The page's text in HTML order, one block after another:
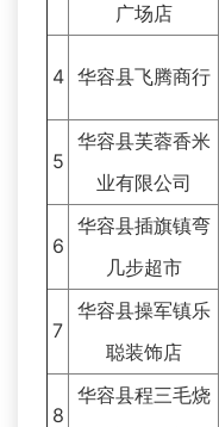
广场店
4 华容县飞腾商行
5
华容县芙蓉香米
业有限公司
6
华容县插旗镇弯
几步超市
7
华容县操军镇乐
聪装饰店
8
华容县程三毛烧